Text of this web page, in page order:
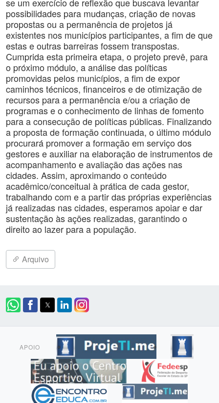
possibilidades para mudanças, criação de novas
propostas ou a permanência de projetos já
existentes nos municípios participantes, a fim de que
estas e outras barreiras fossem transpostas.
Cumprida esta primeira etapa, o projeto prevê, para
o próximo módulo, a análise das políticas
promovidas pelos municípios, a fim de expor
caminhos técnicos, financeiros e de otimização de
recursos para a permanência e/ou a criação de
programas e o conhecimento de linhas de fomento
para a consecução de políticas públicas. Finalizando
a proposta de formação continuada, o último módulo
procurará promover a formação em serviço dos
gestores e auxiliar na elaboração de instrumentos de
acompanhamento e avaliação das ações nas
cidades. Assim, aproximando o conteúdo
acadêmico/conceitual à prática de cada gestor,
trabalhando com e a partir das próprias experiências
já realizadas nas cidades, esperamos apoiar e dar
sustentação às ações realizadas, garantindo o
direito ao lazer para a população.
Arquivo
APOIO